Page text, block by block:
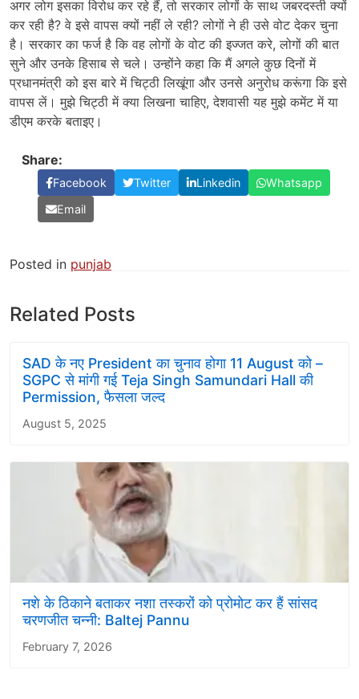
अगर लोग इसका विरोध कर रहे हैं, तो सरकार लोगों के साथ जबरदस्ती क्यों
कर रही है? वे इसे वापस क्यों नहीं ले रही? लोगों ने ही उसे वोट देकर चुना
है। सरकार का फर्ज है कि वह लोगों के वोट की इज्जत करे, लोगों की बात
सुने और उनके हिसाब से चले। उन्होंने कहा कि मैं अगले कुछ दिनों में
प्रधानमंत्री को इस बारे में चिट्ठी लिखूंगा और उनसे अनुरोध करूंगा कि इसे
वापस लें। मुझे चिट्ठी में क्या लिखना चाहिए, देशवासी यह मुझे कमेंट में या
डीएम करके बताइए।
Share:
Facebook Twitter Linkedin
Whatsapp
Email
Posted in punjab
Related Posts
SAD के नए President का चुनाव होगा 11 August को –
SGPC से मांगी गई Teja Singh Samundari Hall की
Permission, फैसला जल्द
August 5, 2025
नशे के ठिकाने बताकर नशा तस्करों को प्रोमोट कर हैं सांसद
चरणजीत चन्नी: Baltej Pannu
February 7, 2026